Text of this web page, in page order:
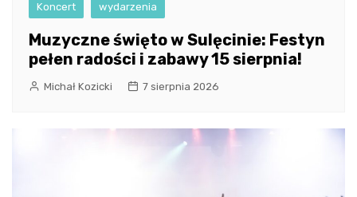
Koncert wydarzenia
Muzyczne święto w Sulęcinie: Festyn
pełen radości i zabawy 15 sierpnia!
Michał Kozicki 7 sierpnia 2026